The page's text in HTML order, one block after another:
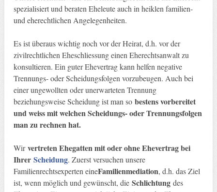
spezialisiert und beraten Eheleute auch in heiklen familien-
und eherechtlichen Angelegenheiten.
Es ist überaus wichtig noch vor der Heirat, d.h. vor der
zivilrechtlichen Eheschliessung einen Eherechtsanwalt zu
konsultieren. Ein guter Ehevertrag kann helfen negative
Trennungs- oder Scheidungsfolgen vorzubeugen. Auch bei
einer ungewollten oder unerwarteten Trennung
beziehungsweise Scheidung ist man so bestens vorbereitet
und weiss mit welchen Scheidungs- oder Trennungsfolgen
man zu rechnen hat.
Wirvertreten Ehegatten mit oder ohne Ehevertrag bei
Ihrer Scheidung. Zuerst versuchen unsere
Familienrechtsexperten eineFamilienmediation, d.h. das Ziel
ist, wenn möglich und gewünscht, die Schlichtungdes